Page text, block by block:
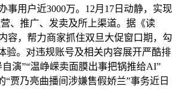
用户近3000万。12月17日动静，实现
、推广、发卖及所上渠道。据《读
容，帮力商家抓住双旦大促窗口期，勾
验。对违规账号及相关内容展开严酷排
演”“温峥嵘卖面膜出事把锅推给AI”
贾乃亮曲播间涉嫌售假娇兰”事务近日